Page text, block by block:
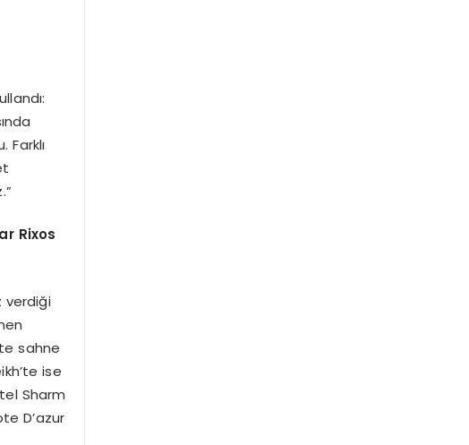
Rixos
verdiği
sahne
ise
Sharm
D’azur